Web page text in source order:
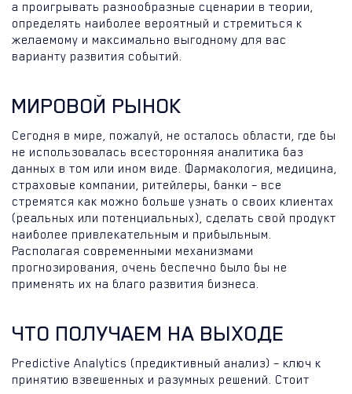
а проигрывать разнообразные сценарии в теории,
определять наиболее вероятный и стремиться к
желаемому и максимально выгодному для вас
варианту развития событий.
МИРОВОЙ РЫНОК
Сегодня в мире, пожалуй, не осталось области, где бы
не использовалась всесторонняя аналитика баз
данных в том или ином виде. Фармакология, медицина,
страховые компании, ритейлеры, банки – все
стремятся как можно больше узнать о своих клиентах
(реальных или потенциальных), сделать свой продукт
наиболее привлекательным и прибыльным.
Располагая современными механизмами
прогнозирования, очень беспечно было бы не
применять их на благо развития бизнеса.
ЧТО ПОЛУЧАЕМ НА ВЫХОДЕ
Predictive Analytics (предиктивный анализ) – ключ к
принятию взвешенных и разумных решений. Стоит